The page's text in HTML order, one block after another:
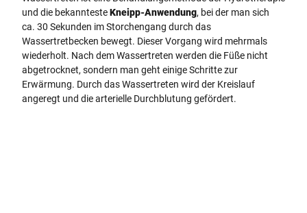
und die bekanntesteKneipp-Anwendung, bei der man sich
ca. 30 Sekunden im Storchengang durch das
Wassertretbecken bewegt. Dieser Vorgang wird mehrmals
wiederholt. Nach dem Wassertreten werden die Füße nicht
abgetrocknet, sondern man geht einige Schritte zur
Erwärmung. Durch das Wassertreten wird der Kreislauf
angeregt und die arterielle Durchblutung gefördert.